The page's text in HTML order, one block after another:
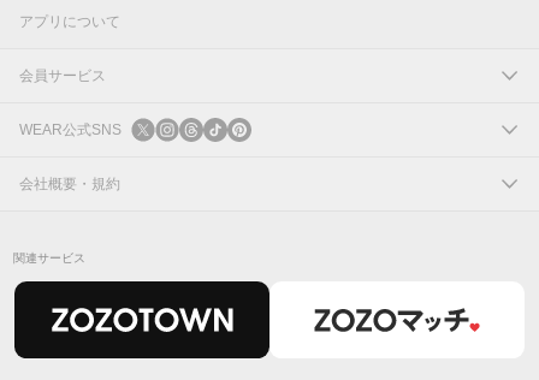
アプリについて
会員サービス
ログイン
新規会員登録
WEAR公式SNS
X
会社概要・規約
関連サービス